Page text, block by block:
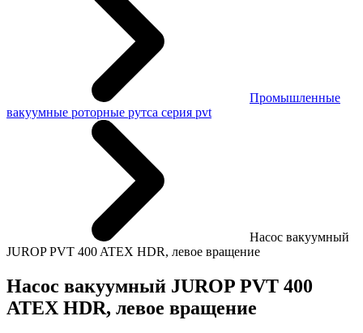
Промышленные
вакуумные роторные рутса серия pvt
Насос вакуумный
JUROP PVT 400 ATEX HDR, левое вращение
Насос вакуумный JUROP PVT 400
ATEX HDR, левое вращение